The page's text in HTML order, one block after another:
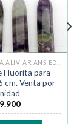
Fluorita para
cm. Venta por
9.900